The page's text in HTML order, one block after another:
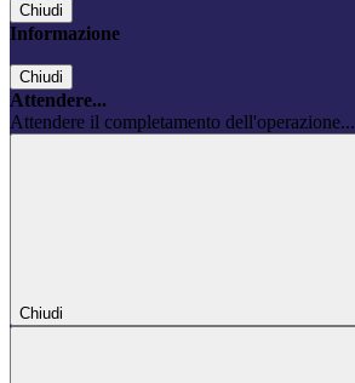
Chiudi
Informazione
Chiudi
Attendere...
Attendere il completamento dell'operazione...
Chiudi